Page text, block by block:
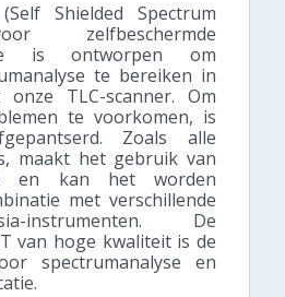
Shielded Spectrum
zelfbeschermde
is ontworpen om
te bereiken in
TLC-scanner. Om
te voorkomen, is
Zoals alle
maakt het gebruik van
en kan het worden
met verschillende
instrumenten. De
van hoge kwaliteit is de
spectrumanalyse en